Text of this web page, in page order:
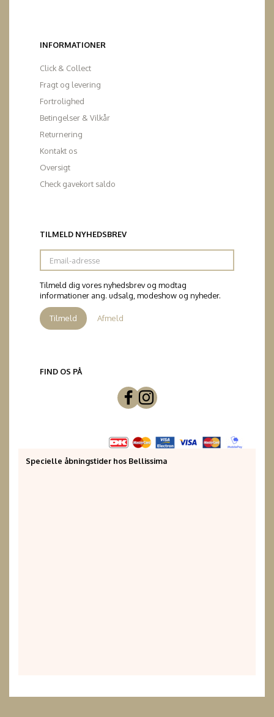
INFORMATIONER
Click & Collect
Fragt og levering
Fortrolighed
Betingelser & Vilkår
Returnering
Kontakt os
Oversigt
Check gavekort saldo
TILMELD NYHEDSBREV
Email-
adresse
Tilmeld dig vores nyhedsbrev og modtag
informationer ang. udsalg, modeshow og nyheder.
Tilmeld Afmeld
FIND OS PÅ
Specielle åbningstider hos Bellissima